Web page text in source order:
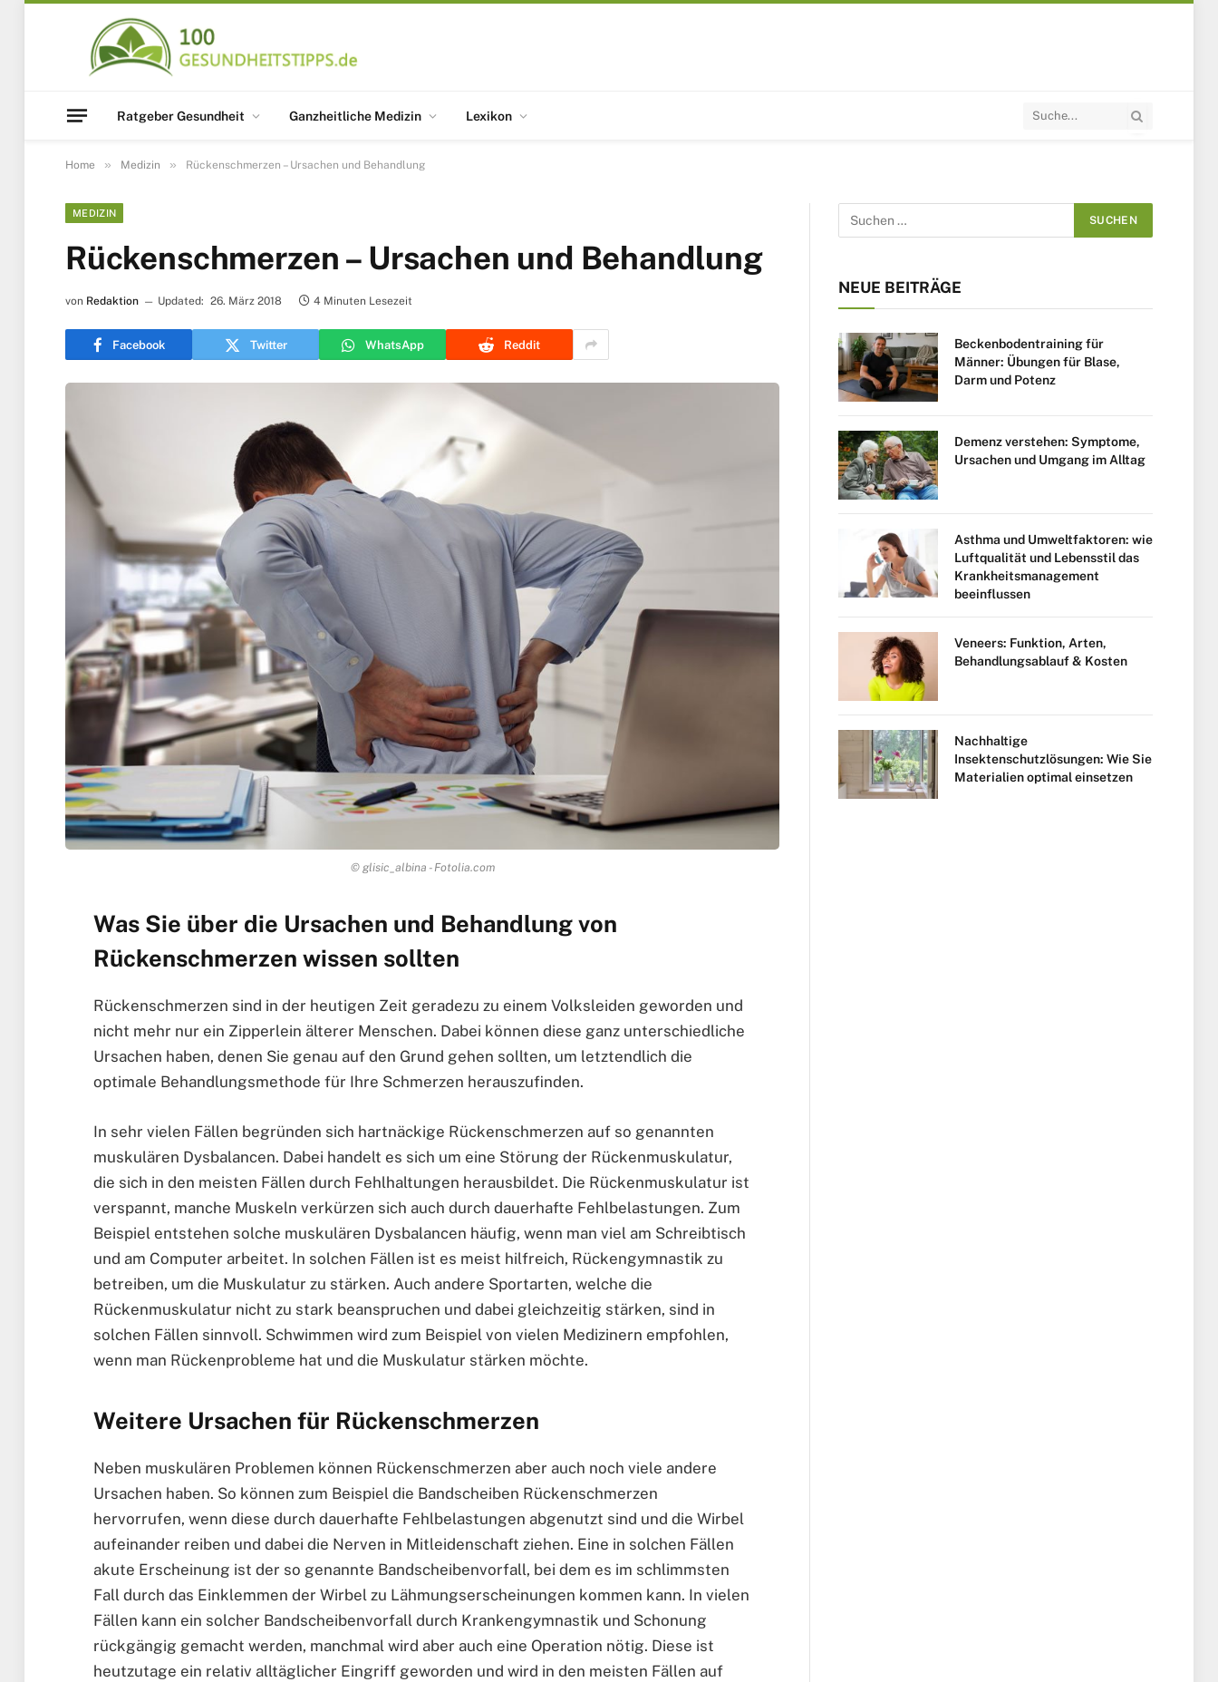
Ratgeber Gesundheit Ganzheitliche Medizin Lexikon
Home » Medizin » Rückenschmerzen – Ursachen und Behandlung
MEDIZIN
Rückenschmerzen – Ursachen und Behandlung
von Redaktion Updated: 26. März 2018 4 Minuten Lesezeit
Facebook Twitter WhatsApp Reddit
© glisic_albina - Fotolia.com
Was Sie über die Ursachen und Behandlung von
Rückenschmerzen wissen sollten
Rückenschmerzen sind in der heutigen Zeit geradezu zu einem Volksleiden geworden und
nicht mehr nur ein Zipperlein älterer Menschen. Dabei können diese ganz unterschiedliche
Ursachen haben, denen Sie genau auf den Grund gehen sollten, um letztendlich die
optimale Behandlungsmethode für Ihre Schmerzen herauszufinden.
In sehr vielen Fällen begründen sich hartnäckige Rückenschmerzen auf so genannten
muskulären Dysbalancen. Dabei handelt es sich um eine Störung der Rückenmuskulatur,
die sich in den meisten Fällen durch Fehlhaltungen herausbildet. Die Rückenmuskulatur ist
verspannt, manche Muskeln verkürzen sich auch durch dauerhafte Fehlbelastungen. Zum
Beispiel entstehen solche muskulären Dysbalancen häufig, wenn man viel am Schreibtisch
und am Computer arbeitet. In solchen Fällen ist es meist hilfreich, Rückengymnastik zu
betreiben, um die Muskulatur zu stärken. Auch andere Sportarten, welche die
Rückenmuskulatur nicht zu stark beanspruchen und dabei gleichzeitig stärken, sind in
solchen Fällen sinnvoll. Schwimmen wird zum Beispiel von vielen Medizinern empfohlen,
wenn man Rückenprobleme hat und die Muskulatur stärken möchte.
Weitere Ursachen für Rückenschmerzen
Neben muskulären Problemen können Rückenschmerzen aber auch noch viele andere
Ursachen haben. So können zum Beispiel die Bandscheiben Rückenschmerzen
hervorrufen, wenn diese durch dauerhafte Fehlbelastungen abgenutzt sind und die Wirbel
aufeinander reiben und dabei die Nerven in Mitleidenschaft ziehen. Eine in solchen Fällen
akute Erscheinung ist der so genannte Bandscheibenvorfall, bei dem es im schlimmsten
Fall durch das Einklemmen der Wirbel zu Lähmungserscheinungen kommen kann. In vielen
Fällen kann ein solcher Bandscheibenvorfall durch Krankengymnastik und Schonung
rückgängig gemacht werden, manchmal wird aber auch eine Operation nötig. Diese ist
heutzutage ein relativ alltäglicher Eingriff geworden und wird in den meisten Fällen auf
NEUE BEITRÄGE
Beckenbodentraining für
Männer: Übungen für Blase,
Darm und Potenz
Demenz verstehen: Symptome,
Ursachen und Umgang im Alltag
Asthma und Umweltfaktoren: wie
Luftqualität und Lebensstil das
Krankheitsmanagement
beeinflussen
Veneers: Funktion, Arten,
Behandlungsablauf & Kosten
Nachhaltige
Insektenschutzlösungen: Wie Sie
Materialien optimal einsetzen